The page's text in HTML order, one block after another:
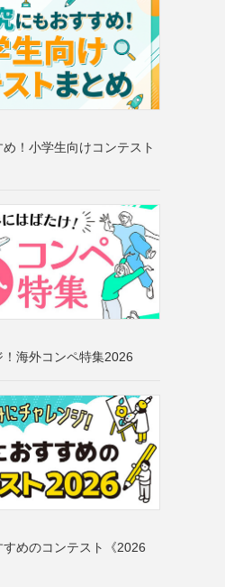
！小学生向けコンテスト
海外コンペ特集2026
めのコンテスト《2026